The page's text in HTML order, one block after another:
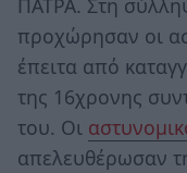
προχώρησαν οι
έπειτα από
της 16χρονης
του. Οι
απελευθέρωσαν